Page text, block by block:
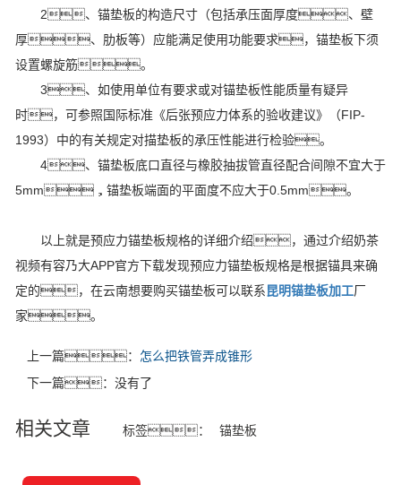
2、锚垫板的构造尺寸（包括承压面厚度、壁
厚、肋板等）应能满足使用功能要求，锚垫板下须
设置螺旋筋。
3、如使用单位有要求或对锚垫板性能质量有疑异
时，可参照国际标准《后张预应力体系的验收建议》（FIP-
1993）中的有关规定对描垫板的承压性能进行检验。
4、锚垫板底口直径与橡胶抽拔管直径配合间隙不宜大于
5mm，锚垫板端面的平面度不应大于0.5mm。
以上就是预应力锚垫板规格的详细介绍，通过介绍奶茶
视频有容乃大APP官方下载发现预应力锚垫板规格是根据锚具来确
定的，在云南想要购买锚垫板可以联系昆明锚垫板加工厂
家。
上一篇： 怎么把铁管弄成锥形
下一篇：没有了
相关文章 标签： 锚垫板